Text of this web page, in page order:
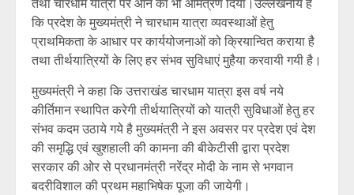
कि प्रदेश के मुख्यमंत्री ने चारधाम यात्रा व्यवस्थाओं हेतु
प्राथमिकता के आधार पर कार्ययोजनाओं को क्रियान्वित कराया है
तथा तीर्थयात्रियों के लिए हर संभव सुविधाएं मुहैया करवायी गयी है।
मुख्यमंत्री ने कहा कि उत्तराखंड चारधाम यात्रा इस वर्ष नये
कीर्तिमान स्थापित करेगी तीर्थयात्रियों को यात्री सुविधाओं हेतु हर
संभव कदम उठाये गये है मुख्यमंत्री ने इस अवसर पर प्रदेश एवं देश
की समृद्धि एवं खुशहाली की कामना की बीकेटीसी द्वारा प्रदेश
सरकार की ओर से प्रधानमंत्री नरेंद्र मोदी के नाम से भगवान
बदरीविशाल की प्रथम महाभिषेक पूजा की जायेगी।